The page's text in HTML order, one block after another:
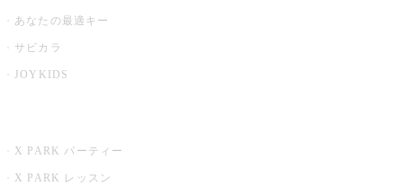
あなたの最適キー
サビカラ
JOYKIDS
X PARK パーティー
X PARK レッスン